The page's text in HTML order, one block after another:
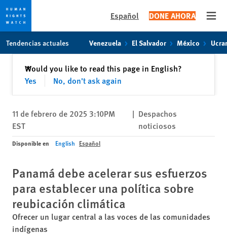
content
Español DONE AHORA
Tendencias actuales Venezuela El Salvador México
Would you like to read this page in English?
Yes
No, don't ask again
✕Cerrar
11 de febrero de 2025 3:10PM
EST
| Despachos
noticiosos
Disponible en English Español
Panamá debe acelerar sus esfuerzos
para establecer una política sobre
reubicación climática
Ofrecer un lugar central a las voces de las comunidades
indígenas